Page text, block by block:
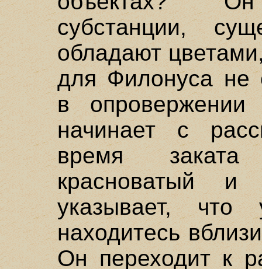
субстанции,
обладают
для Филонуса не
в
начинает с
время
красноватый и
указывает,
находитесь
Он переходит к